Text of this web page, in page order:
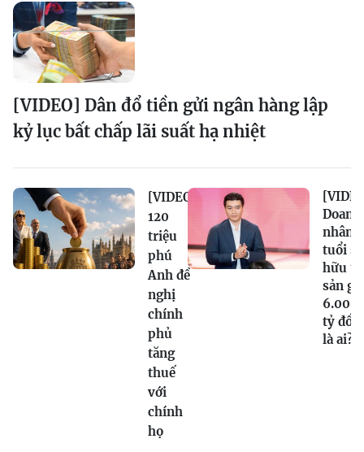
[VIDEO] Dân đổ tiền gửi ngân hàng lập
kỷ lục bất chấp lãi suất hạ nhiệt
[VIDEO]
120
triệu
phú
Anh đề
nghị
chính
phủ
tăng
thuế
với
chính
họ
Doanh
nhân
tuổi sở
hữu
sản
6.000
tỷ
là ai?